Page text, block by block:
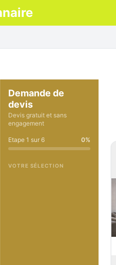
Demande de
devis
Devis gratuit et sans
engagement
Etape 1 sur 6 0%
VOTRE SÉLECTION